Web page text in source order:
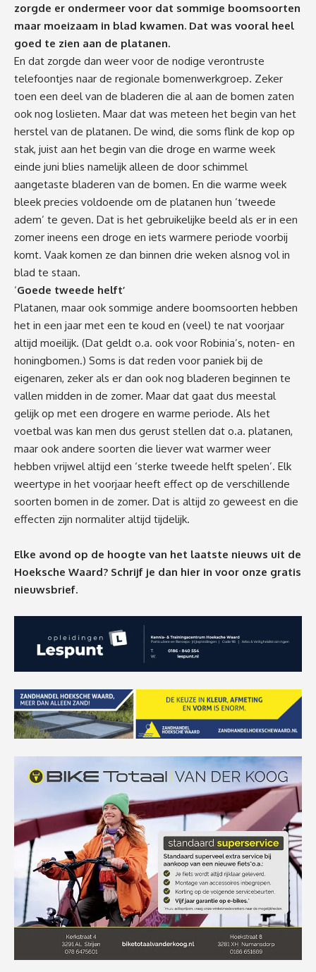
zorgde er ondermeer voor dat sommige boomsoorten
maar moeizaam in blad kwamen. Dat was vooral heel
goed te zien aan de platanen.
En dat zorgde dan weer voor de nodige verontruste
telefoontjes naar de regionale bomenwerkgroep. Zeker
toen een deel van de bladeren die al aan de bomen zaten
ook nog loslieten. Maar dat was meteen het begin van het
herstel van de platanen. De wind, die soms flink de kop op
stak, juist aan het begin van die droge en warme week
einde juni blies namelijk alleen de door schimmel
aangetaste bladeren van de bomen. En die warme week
bleek precies voldoende om de platanen hun ‘tweede
adem’ te geven. Dat is het gebruikelijke beeld als er in een
zomer ineens een droge en iets warmere periode voorbij
komt. Vaak komen ze dan binnen drie weken alsnog vol in
blad te staan.
‘Goede tweede helft’
Platanen, maar ook sommige andere boomsoorten hebben
het in een jaar met een te koud en (veel) te nat voorjaar
altijd moeilijk. (Dat geldt o.a. ook voor Robinia’s, noten- en
honingbomen.) Soms is dat reden voor paniek bij de
eigenaren, zeker als er dan ook nog bladeren beginnen te
vallen midden in de zomer. Maar dat gaat dus meestal
gelijk op met een drogere en warme periode. Als het
voetbal was kan men dus gerust stellen dat o.a. platanen,
maar ook andere soorten die liever wat warmer weer
hebben vrijwel altijd een ‘sterke tweede helft spelen’. Elk
weertype in het voorjaar heeft effect op de verschillende
soorten bomen in de zomer. Dat is altijd zo geweest en die
effecten zijn normaliter altijd tijdelijk.
Elke avond op de hoogte van het laatste nieuws uit de
Hoeksche Waard? Schrijf je dan hier in voor onze gratis
nieuwsbrief.